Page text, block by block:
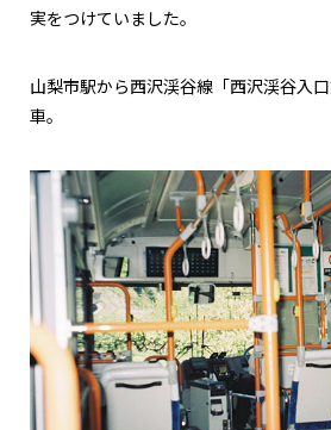
実をつけていました。
山梨市駅から西沢渓谷線「西沢渓谷入
車。